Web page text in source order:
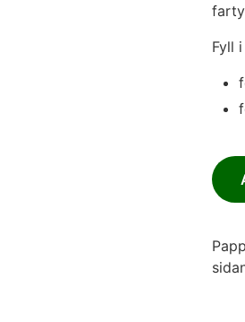
Fyll